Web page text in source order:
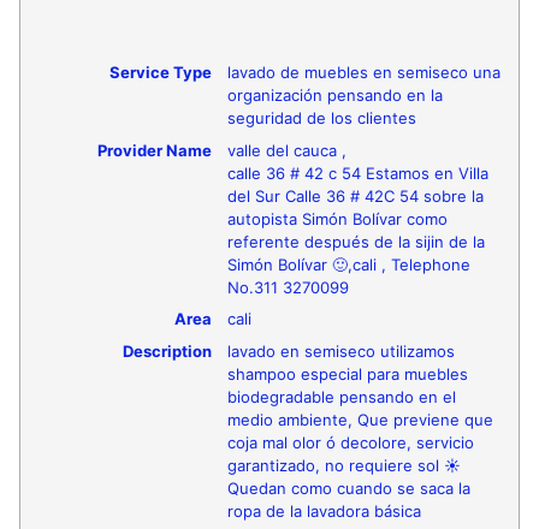
Service Type
lavado de muebles en semiseco una
organización pensando en la
seguridad de los clientes
Provider Name
valle del cauca ,
calle 36 # 42 c 54 Estamos en Villa
del Sur Calle 36 # 42C 54 sobre la
autopista Simón Bolívar como
referente después de la sijin de la
Simón Bolívar 🙂,cali , Telephone
No.311 3270099
Area
cali
Description
lavado en semiseco utilizamos
shampoo especial para muebles
biodegradable pensando en el
medio ambiente, Que previene que
coja mal olor ó decolore, servicio
garantizado, no requiere sol ☀
Quedan como cuando se saca la
ropa de la lavadora básica